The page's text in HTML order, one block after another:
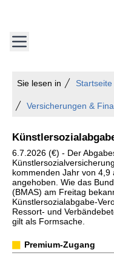
Sie lesen in Startseite
Versicherungen &
6.7.2026 (€) - Der
kommenden Jahr von 4,9
angehoben. Wie das
(BMAS) am Freitag
Künstlersozialabgabe-
Ressort- und
gilt als Formsache.
Premium-Zugang